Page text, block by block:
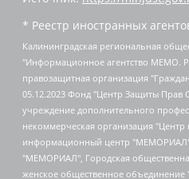
* Реестр иностранных
Калининградская региональная общественная организация "Экозащита!-Женсовет", Фонд содействия защите прав и свобод граждан "Общественный вердикт", Фонд "Институт Развития Свободы Информации", Частное учреждение "Информационное агентство МЕМО. РУ", Региональная общественная организация "Общественная комиссия по сохранению наследия академика Сахарова", Фонд поддержки свободы прессы, Санкт-Петербургская общественная правозащитная организация "Гражданский контроль", Межрегиональная общественная организация "Информационно-просветительский центр "Мемориал", Региональный Фонд "Центр Защиты Прав Средств Массовой Информации", с 05.12.2023 Фонд "Центр Защиты Прав Средств массовой информации", Региональная общественная благотворительная организация помощи беженцам и мигрантам "Гражданское содействие", Негосударственное образовательное учреждение дополнительного профессионального образования (повышение квалификации) специалистов "АКАДЕМИЯ ПО ПРАВАМ ЧЕЛОВЕКА", Свердловская региональная общественная организация "Сутяжник", Автономная некоммерческая организация "Центр независимых социологических исследований", Союз общественных объединений "Российский исследовательский центр по правам человека", Региональное общественное учреждение научно-информационный центр "МЕМОРИАЛ", Некоммерческая организация "Фонд защиты гласности", Автономная некоммерческая организация "Институт прав человека", Городская общественная организация "Екатеринбургское общество "МЕМОРИАЛ", Городская общественная организация "Рязанское историко-просветительское и правозащитное общество "Мемориал" (Рязанский